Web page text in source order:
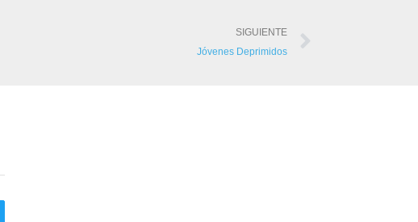
SIGUIENTE
Jóvenes Deprimidos